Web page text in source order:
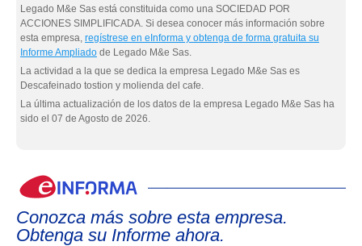
Legado M&e Sas está constituida como una SOCIEDAD POR
ACCIONES SIMPLIFICADA. Si desea conocer más información sobre
esta empresa, regístrese en eInforma y obtenga de forma gratuita su
Informe Ampliado de Legado M&e Sas.
La actividad a la que se dedica la empresa Legado M&e Sas es
Descafeinado tostion y molienda del cafe.
La última actualización de los datos de la empresa Legado M&e Sas ha
sido el 07 de Agosto de 2026.
Conozca más sobre esta empresa.
Obtenga su Informe ahora.